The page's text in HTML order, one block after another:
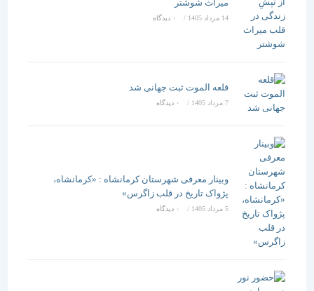
میراث شوشتر
14 مرداد 1405 / ۰ دیدگاه
قلعه الموت ثبت جهانی شد
/ ۰ دیدگاه
وبینار معرفی شهرستان کرمانشاه : «کرمانشاه،
پژواک تاریخ در قلب زاگرس»
5 مرداد 1405 / ۰ دیدگاه